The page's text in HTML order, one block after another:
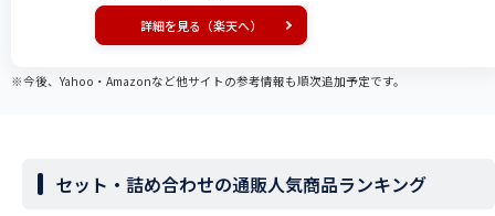
詳細を見る（楽天へ）
※今後、Yahoo・Amazonなど他サイトの参考情報も順次追加予定です。
セット・詰め合わせの通販人気商品ランキング